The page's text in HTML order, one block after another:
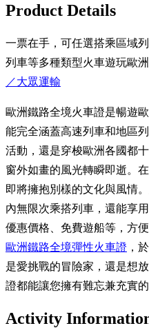
Product Details
一票在手，可任選搭乘區域
列車等多種類型火車遊玩歐
／大眾運輸
歐洲鐵路全境火車證是暢遊
能完全涵蓋高速列車和地區
活動，還是穿梭歐洲各國都
窗外如畫的風光轉瞬即逝。
即將擁抱別樣的文化與風情
內無限次乘搭列車，還能享
優惠價格、免費遊船等，方
歐洲鐵路全境彈性火車證 ，
是愛挑戰的冒險家，還是想
證都能讓您擁有難忘兼充實的
Activity